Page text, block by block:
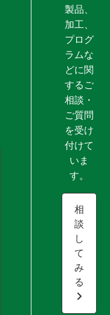
製品、
加工、
プログ
ラムな
どに関
するご
相談・
ご質問
を受け
付けて
いま
す。
相
談
し
て
み
る